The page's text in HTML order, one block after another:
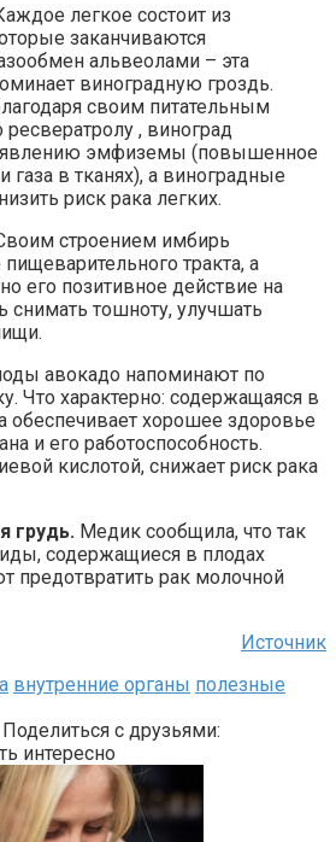
легкое состоит из
заканчиваются
альвеолами – эта
виноградную гроздь.
своим питательным
, виноград
эмфиземы (повышенное
газа в тканях), а виноградные
риск рака легких.
строением имбирь
тракта, а
его позитивное действие на
снимать тошноту, улучшать
авокадо напоминают по
Что характерно: содержащаяся в
обеспечивает хорошее здоровье
и его работоспособность.
кислотой, снижает риск рака
грудь. Медик сообщила, что так
содержащиеся в плодах
предотвратить рак молочной
Источник
внутренние органы полезные
с друзьями:
интересно